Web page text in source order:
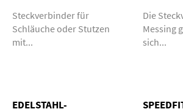
Steckverbinder für
Schläuche oder Stutzen
mit...
Die
Messing
sich...
EDELSTAHL-